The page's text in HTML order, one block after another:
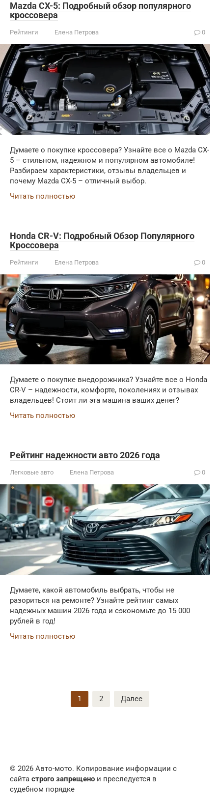
Mazda CX-5: Подробный обзор популярного
кроссовера
Рейтинги Елена Петрова 0
Думаете о покупке кроссовера? Узнайте все о Mazda CX-
5 – стильном, надежном и популярном автомобиле!
Разбираем характеристики, отзывы владельцев и
почему Mazda CX-5 – отличный выбор.
Читать полностью
Honda CR-V: Подробный Обзор Популярного
Кроссовера
Рейтинги Елена Петрова 0
Думаете о покупке внедорожника? Узнайте все о Honda
CR-V – надежности, комфорте, поколениях и отзывах
владельцев! Стоит ли эта машина ваших денег?
Читать полностью
Рейтинг надежности авто 2026 года
Легковые авто Елена Петрова 0
Думаете, какой автомобиль выбрать, чтобы не
разориться на ремонте? Узнайте рейтинг самых
надежных машин 2026 года и сэкономьте до 15 000
рублей в год!
Читать полностью
1 2 Далее
© 2026 Авто-мото. Копирование информации с
сайта строго запрещено и преследуется в
судебном порядке